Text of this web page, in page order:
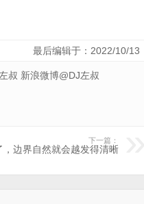
最后编辑于：2022/10/13
叔 新浪微博@DJ左叔
下一篇：
，边界自然就会越发得清晰